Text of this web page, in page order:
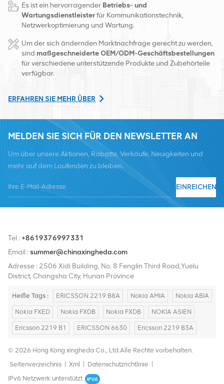
das Unternehmen über zwei intelligente Lager und
Fabrikvertriebszentren in Changsha und Hongkong. Im Jahr
Changsha, China. Mit Sitz in China betreiben wir internationale
Geschäfte in Südostasien, Europa, den Vereinigten Staaten,
regional führende Telekommunikationsbetreiber mit
wie Übertragung, Stromversorgung, optischen Modulen, Kabel,
Klemmen und unterstützende Hilfsmaterialien. Zu den
Dienstleistern zählen Nokia, Ericsson, Huawei, ZTE, Bell, Alcatel,
Nortel, Siemens und Lucent. Wir werden unseren internationalen
Marktanteil durch hochwertige Produkte, hochwertige
Dienstleistungen, angemessene Preise und pünktliche Lieferung
Es ist ein hervorragender Betriebs- und
Wartungsdienstleisterfür Kommunikationstechnik,
Netzwerkoptimierung und Wartung.
Um der sich ändernden Marktnachfrage gerecht zu werden,
sindmaßgeschneiderte OEM/ODM-Geschäftsbestellungen
für verschiedene unterstützende Produkte und Zubehörteile
verfügbar.
ERFAHREN SIE MEHR ÜBER
MELDEN SIE SICH FÜR DEN NEWSLETTER AN
Um über unsere Aktionen, Rabatte, Verkäufe, Neuigkeiten und
mehr auf dem Laufenden zu bleiben.
EINREICHEN
Tel :+8619376997331
Email :summer@chinaxingheda.com
Adresse : 2506 Xidi Building, No. 8 Fenglin Third Road,Yuelu
District, Changsha City, Hunan Province
Heiße Tags : ERICSSON 2219 B8A Nokia AMIA Nokia ABIA
Nokia FXED Nokia FXDB Nokia FXDB NOKIA ASIEN
Ericsson 2219 B1 ERICSSON 6630 Ericsson 2219 B3A
© 2026 Hong Kong xingheda Co., Ltd.Alle Rechte vorbehalten.
Seitenverzeichnis
Xml Datenschutzrichtlinie
IPv6 Netzwerk unterstützt